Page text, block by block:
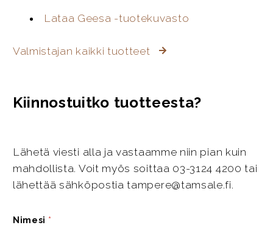
Lataa Geesa -tuotekuvasto
Valmistajan kaikki tuotteet
Kiinnostuitko tuotteesta?
Lähetä viesti alla ja vastaamme niin pian kuin
mahdollista. Voit myös soittaa 03-3124 4200 tai
lähettää sähköpostia tampere@tamsale.fi.
Nimesi *